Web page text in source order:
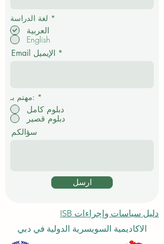
لغة الدراسة *
م
ي
العربية
English
Email الإيميل
مهتم بـ: *
دبلوم كامل
دبلوم قصير
سؤالكم
ارسل
دليل سياسات وإجراءات ISB
الاكاديمية السويسرية الدولية في دبي